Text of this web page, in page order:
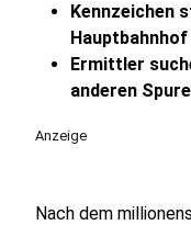
Kennzeichen
Hauptbahnhof
Ermittler
anderen
Anzeige
Nach dem